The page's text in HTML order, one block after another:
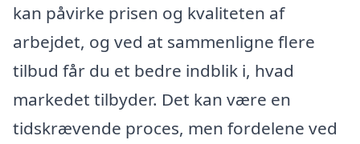
kan påvirke prisen og kvaliteten af
arbejdet, og ved at sammenligne flere
tilbud får du et bedre indblik i, hvad
markedet tilbyder. Det kan være en
tidskrævende proces, men fordelene ved